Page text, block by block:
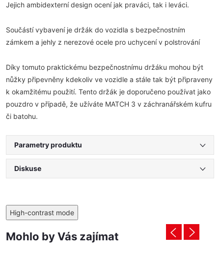
Jejich ambidexterní design ocení jak praváci, tak i leváci.
Součástí vybavení je držák do vozidla s bezpečnostním
zámkem a jehly z nerezové ocele pro uchycení v polstrování
Díky tomuto praktickému bezpečnostnímu držáku mohou být
nůžky připevněny kdekoliv ve vozidle a stále tak být připraveny
k okamžitému použití. Tento držák je doporučeno používat jako
pouzdro v případě, že užíváte MATCH 3 v záchranářském kufru
či batohu.
Parametry produktu
Diskuse
High-contrast mode
Mohlo by Vás zajímat